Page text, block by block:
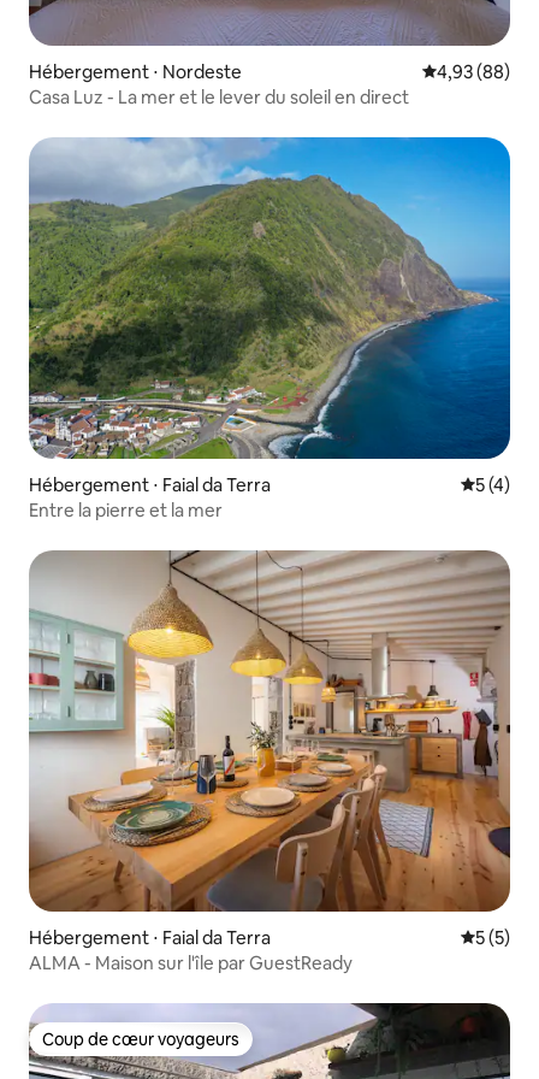
Hébergement ⋅ Nordeste Évaluation
4,93 (88)
Casa Luz - La mer et le lever du soleil en direct
Hébergement ⋅ Faial da Terra
5 (4)
Entre la pierre et la mer
Hébergement ⋅ Faial da Terra
5 (5)
ALMA - Maison sur l'île par GuestReady
Coup de cœur voyageurs
Coup de cœur voyageurs